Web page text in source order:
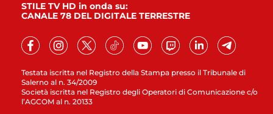
Testata iscritta nel Registro della Stampa presso il Tribunale di
Salerno al n. 34/2009
Società iscritta nel Registro degli Operatori di Comunicazione c/o
l’AGCOM al n. 20133
STILE TV HD in onda su:
CANALE 78 DEL DIGITALE TERRESTRE